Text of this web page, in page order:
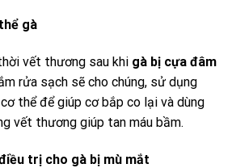
gà
vết thương sau khi gà bị cựa đâm
rửa sạch sẽ cho chúng, sử dụng
thể để giúp cơ bắp co lại và dùng
vết thương giúp tan máu bầm.
trị cho gà bị mù mắt